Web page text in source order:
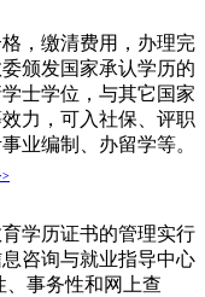
，缴清费用，办理完
颁发国家承认学历的
士学位，与其它国家
力，可入社保、评职
业编制、办留学等。
学历证书的管理实行
咨询与就业指导中心
事务性和网上查